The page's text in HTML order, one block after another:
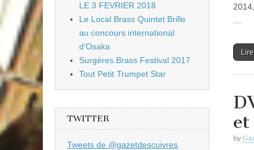
et
by
LE 3 FEVRIER 2018
Le Local Brass Quintet Brille
au concours international
d’Osaka
Surgères Brass Festival 2017
Tout Petit Trumpet Star
TWITTER
Tweets de @gazetdescuivres